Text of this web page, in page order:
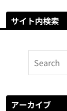
サイト内検索
アーカイブ